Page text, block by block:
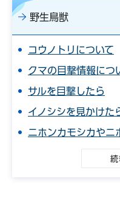
野生鳥獣
コウノトリについて
クマの目撃情報につ
サルを目撃したら
イノシシを見かけた
ニホンカモシカやニ
続